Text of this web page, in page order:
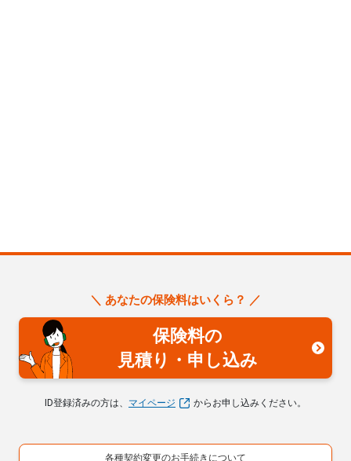
＼ あなたの保険料はいくら？ ／
保険料の
見積り・申し込み
ID登録済みの方は、 マイページ からお申し込みください。
各種契約変更のお手続きについて